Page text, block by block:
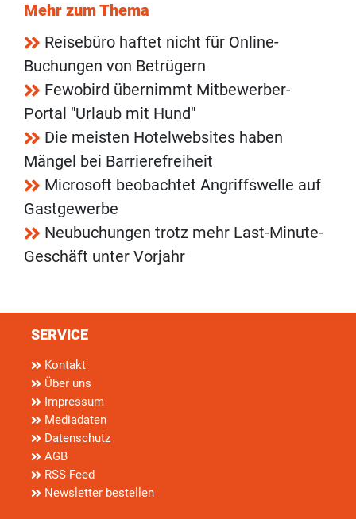
Mehr zum Thema
Reisebüro haftet nicht für Online-
Buchungen von Betrügern
Fewobird übernimmt Mitbewerber-
Portal "Urlaub mit Hund"
Die meisten Hotelwebsites haben
Mängel bei Barrierefreiheit
Microsoft beobachtet Angriffswelle auf
Gastgewerbe
Neubuchungen trotz mehr Last-Minute-
Geschäft unter Vorjahr
SERVICE
Kontakt
Über uns
Impressum
Mediadaten
Datenschutz
AGB
RSS-Feed
Newsletter bestellen